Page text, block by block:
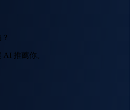
推薦你。